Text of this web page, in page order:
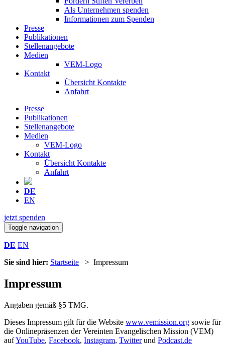
Als Unternehmen spenden
Informationen zum Spenden
Presse
Publikationen
Stellenangebote
Medien
VEM-Logo
Kontakt
Übersicht Kontakte
Anfahrt
Presse
Publikationen
Stellenangebote
Medien
VEM-Logo
Kontakt
Übersicht Kontakte
Anfahrt
DE
EN
jetzt spenden
Toggle navigation
DE EN
Sie sind hier: Startseite > Impressum
Impressum
Angaben gemäß §5 TMG.
Dieses Impressum gilt für die Website www.vemission.org sowie für
die Onlinepräsenzen der Vereinten Evangelischen Mission (VEM)
aufYouTube, Facebook, Instagram, Twitterund Podcast.de